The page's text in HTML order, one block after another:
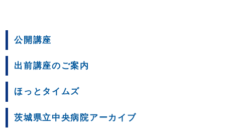
公開講座
出前講座のご案内
ほっとタイムズ
茨城県立中央病院アーカイブ